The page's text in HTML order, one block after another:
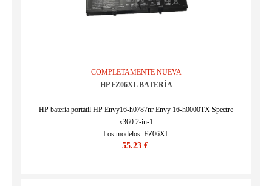
COMPLETAMENTE NUEVA
HP FZ06XL BATERÍA
HP batería portátil HP Envy16-h0787nr Envy 16-h0000TX Spectre
x360 2-in-1
Los modelos: FZ06XL
SKU : 24BA0527C491
55.23 €